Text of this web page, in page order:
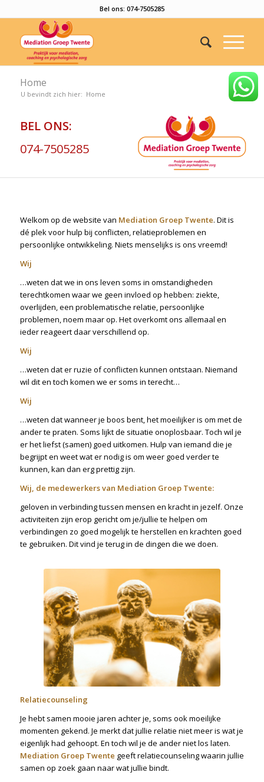
Bel ons: 074-7505285
Home
U bevindt zich hier: Home
BEL ONS:
074-7505285
Welkom op de website van Mediation Groep Twente. Dit is
dé plek voor hulp bij conflicten, relatieproblemen en
persoonlijke ontwikkeling. Niets menselijks is ons vreemd!
Wij
…weten dat we in ons leven soms in omstandigheden
terechtkomen waar we geen invloed op hebben: ziekte,
overlijden, een problematische relatie, persoonlijke
problemen, noem maar op. Het overkomt ons allemaal en
ieder reageert daar verschillend op.
Wij
…weten dat er ruzie of conflicten kunnen ontstaan. Niemand
wil dit en toch komen we er soms in terecht…
Wij
…weten dat wanneer je boos bent, het moeilijker is om met de
ander te praten. Soms lijkt de situatie onoplosbaar. Toch wil je
er het liefst (samen) goed uitkomen. Hulp van iemand die je
begrijpt en weet wat er nodig is om weer goed verder te
kunnen, kan dan erg prettig zijn.
Wij, de medewerkers van Mediation Groep Twente:
geloven in verbinding tussen mensen en kracht in jezelf. Onze
activiteiten zijn erop gericht om je/jullie te helpen om
verbindingen zo goed mogelijk te herstellen en krachten goed
te gebruiken. Dit vind je terug in de dingen die we doen.
Relatiecounseling
Je hebt samen mooie jaren achter je, soms ook moeilijke
momenten gekend. Je merkt dat jullie relatie niet meer is wat je
eigenlijk had gehoopt. En toch wil je de ander niet los laten.
Mediation Groep Twente geeft relatiecounseling waarin jullie
samen op zoek gaan naar wat jullie bindt.